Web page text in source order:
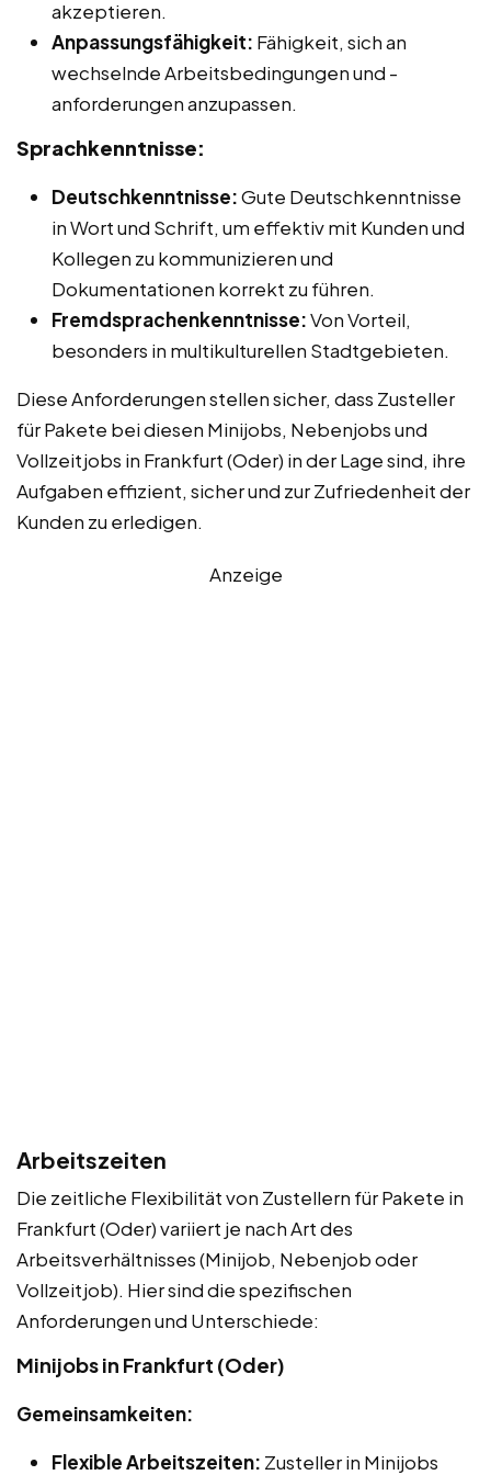
akzeptieren.
Anpassungsfähigkeit: Fähigkeit, sich an
wechselnde Arbeitsbedingungen und -
anforderungen anzupassen.
Sprachkenntnisse:
Deutschkenntnisse:Gute Deutschkenntnisse
in Wort und Schrift, um effektiv mit Kunden und
Kollegen zu kommunizieren und
Dokumentationen korrekt zu führen.
Fremdsprachenkenntnisse:Von Vorteil,
besonders in multikulturellen Stadtgebieten.
Diese Anforderungen stellen sicher, dass Zusteller
für Pakete bei diesen Minijobs, Nebenjobs und
Vollzeitjobs in Frankfurt (Oder) in der Lage sind, ihre
Aufgaben effizient, sicher und zur Zufriedenheit der
Kunden zu erledigen.
Anzeige
Arbeitszeiten
Die zeitliche Flexibilität von Zustellern für Pakete in
Frankfurt (Oder) variiert je nach Art des
Arbeitsverhältnisses (Minijob, Nebenjob oder
Vollzeitjob). Hier sind die spezifischen
Anforderungen und Unterschiede:
Minijobs in Frankfurt (Oder)
Gemeinsamkeiten:
Flexible Arbeitszeiten: Zusteller in Minijobs